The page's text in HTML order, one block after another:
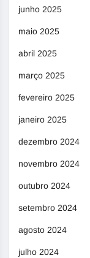
junho 2025
maio 2025
abril 2025
março 2025
fevereiro 2025
janeiro 2025
dezembro 2024
novembro 2024
outubro 2024
setembro 2024
agosto 2024
julho 2024